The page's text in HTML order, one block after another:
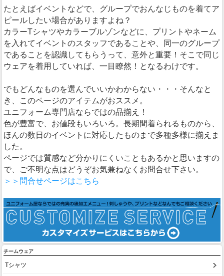
たとえばイベントなどで、グループでおんなじものを着てア
ピールしたい場合がありますよね？
カラーTシャツやカラーブルゾンなどに、プリントやネーム
を入れてイベントのスタッフであることや、同一のグループ
であることを認識してもらうって、意外と重要！そこで同じ
ウェアを着用していれば、一目瞭然！となるわけです。
でもどんなものを選んでいいかわからない・・・そんなと
き、このページのアイテムがおススメ。
ユニフォーム専門店ならではの品揃え！
色が豊富で、お値段もいろいろ。長期間着られるものから、
ほんの数日のイベントに対応したものまで多種多様に揃えま
した。
ページでは質感など分かりにくいこともあるかと思いますの
で、ご不明な点はどうぞお気兼ねなくお問合せ下さい。
＞＞問合せページはこちら
チームウェア
Tシャツ